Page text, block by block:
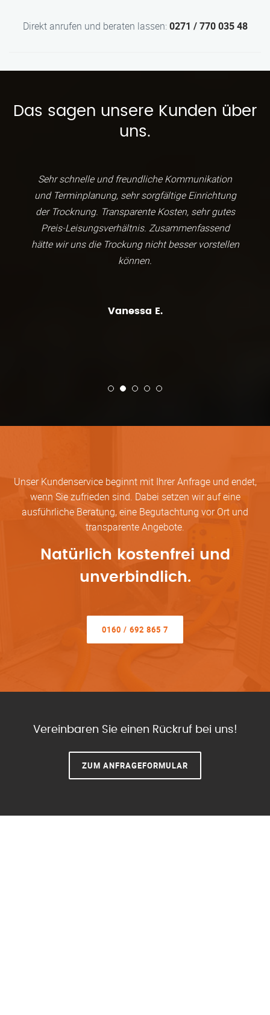
Direkt anrufen und beraten lassen:0271 / 770 035 48
Das sagen unsere Kunden über
uns.
Sehr schnelle und freundliche Kommunikation
und Terminplanung, sehr sorgfältige Einrichtung
der Trocknung. Transparente Kosten, sehr gutes
Preis-Leisungsverhältnis. Zusammenfassend
hätte wir uns die Trockung nicht besser vorstellen
können.
Vanessa E.
Unser Kundenservice beginnt mit Ihrer Anfrage und endet,
wenn Sie zufrieden sind. Dabei setzen wir auf eine
ausführliche Beratung, eine Begutachtung vor Ort und
transparente Angebote.
Natürlich kostenfrei und
unverbindlich.
0160 / 692 865 7
Vereinbaren Sie einen Rückruf bei uns!
ZUM ANFRAGEFORMULAR